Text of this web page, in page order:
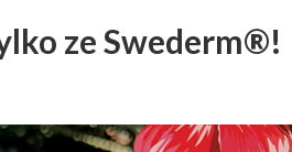
ze Swederm®!